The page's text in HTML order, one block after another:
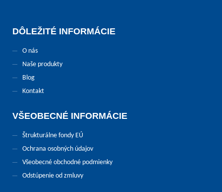
DÔLEŽITÉ INFORMÁCIE
O nás
Naše produkty
Blog
Kontakt
VŠEOBECNÉ INFORMÁCIE
Štrukturálne fondy EÚ
Ochrana osobných údajov
Všeobecné obchodné podmienky
Odstúpenie od zmluvy